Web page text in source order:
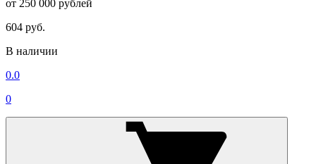
от 250 000 рублей
604 руб.
В наличии
0.0
0